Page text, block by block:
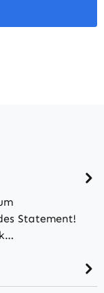
Statement!